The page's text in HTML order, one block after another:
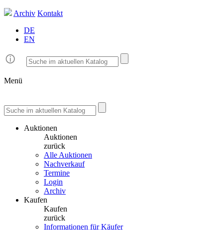
Archiv Kontakt
DE
EN
Menü
Auktionen
Auktionen
zurück
Alle Auktionen
Nachverkauf
Termine
Login
Archiv
Kaufen
Kaufen
zurück
Informationen für Käufer